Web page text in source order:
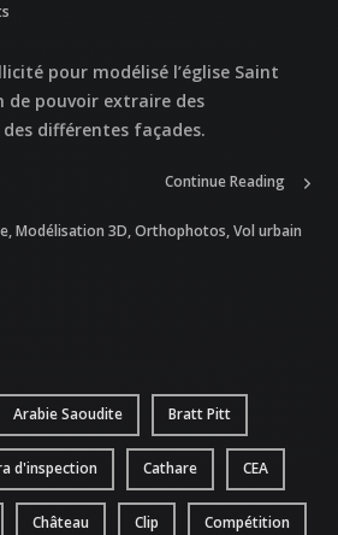
pour modélisé l’église Saint
de pouvoir extraire des
différentes façades.
,Modélisation 3D,Orthophotos,Vol urbain
Continue Reading
Arabie Saoudite Bratt Pitt
d'inspection Cathare CEA
Château Clip Compétition